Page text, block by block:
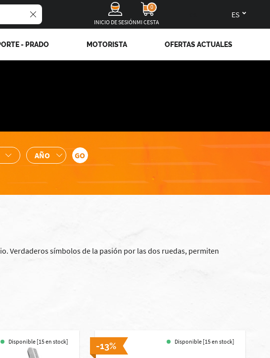
INICIO DE SESIÓN
0
MI CESTA
- PRADO MOTORISTA OFERTAS ACTUALES
Verdaderos símbolos de la pasión por las dos ruedas, permiten
Disponible [15 en stock] -13% Disponible [15 en stock]